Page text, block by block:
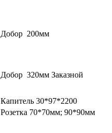
Добор 200мм
Добор 320мм Заказной
Капитель 30*97*2200
Розетка 70*70мм; 90*90мм